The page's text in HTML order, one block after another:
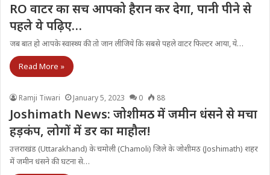
RO वाटर का सच आपको हैरान कर देगा, पानी पीने से
पहले ये पढ़िए…
जब बात हो आपके स्वास्थ्य की तो जान लीजिये कि सबसे पहले वाटर फिल्टर आया, ये…
Read More »
Ramji Tiwari January 5, 2023 0 88
Joshimath News: जोशीमठ में जमीन धंसने से मचा
हड़कंप, लोगों में डर का माहौल!
उत्तराखंड (Uttarakhand) के चमोली (Chamoli) जिले के जोशीमठ (Joshimath) शहर
में जमीन धंसने की घटना से…